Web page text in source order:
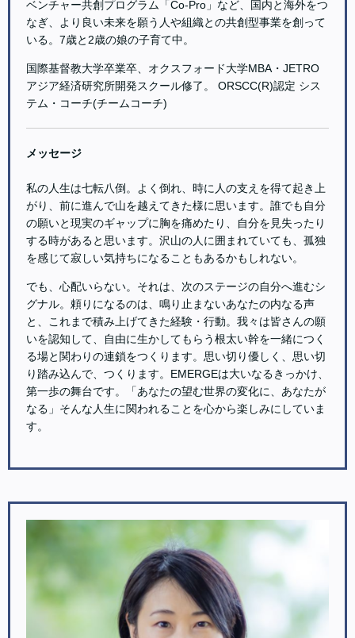
ベンチャー共創プログラム「Co-Pro」など、国内と海外をつ
なぎ、より良い未来を願う人や組織との共創型事業を創って
いる。7歳と2歳の娘の子育て中。
国際基督教大学卒業卒、オクスフォード大学MBA・JETRO
アジア経済研究所開発スクール修了。 ORSCC(R)認定 シス
テム・コーチ(チームコーチ)
メッセージ
私の人生は七転八倒。よく倒れ、時に人の支えを得て起き上
がり、前に進んで山を越えてきた様に思います。誰でも自分
の願いと現実のギャップに胸を痛めたり、自分を見失ったり
する時があると思います。沢山の人に囲まれていても、孤独
を感じて寂しい気持ちになることもあるかもしれない。
でも、心配いらない。それは、次のステージの自分へ進むシ
グナル。頼りになるのは、鳴り止まないあなたの内なる声
と、これまで積み上げてきた経験・行動。我々は皆さんの願
いを認知して、自由に生かしてもらう根太い幹を一緒につく
る場と関わりの連鎖をつくります。思い切り優しく、思い切
り踏み込んで、つくります。EMERGEは大いなるきっかけ、
第一歩の舞台です。「あなたの望む世界の変化に、あなたが
なる」そんな人生に関われることを心から楽しみにしていま
す。